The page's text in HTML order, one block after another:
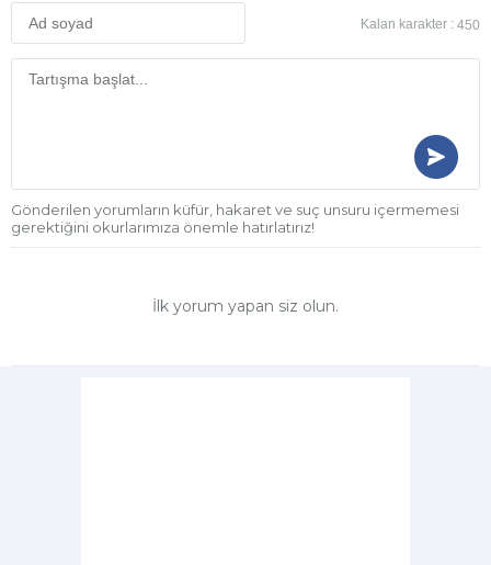
Kalan karakter : 450
Gönderilen yorumların küfür, hakaret ve suç unsuru içermemesi
gerektiğini okurlarımıza önemle hatırlatırız!
İlk yorum yapan siz olun.